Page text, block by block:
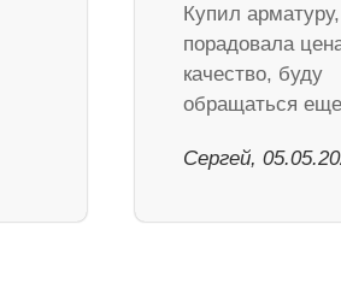
Купил арматуру,
порадовала
качество, буду
обращаться
Сергей,